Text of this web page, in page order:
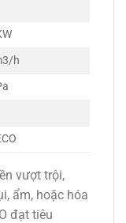
h
vượt trội,
ẩm, hoặc hóa
đạt tiêu